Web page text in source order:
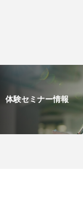
体験セミナー情報